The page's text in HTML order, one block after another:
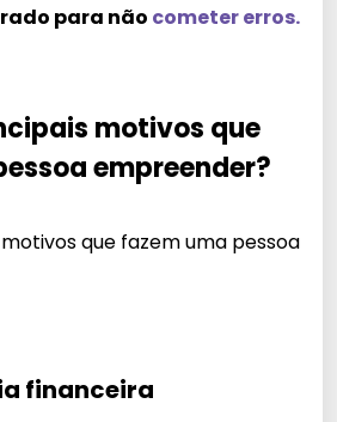
para não cometer erros.
motivos que
empreender?
que fazem uma pessoa
financeira